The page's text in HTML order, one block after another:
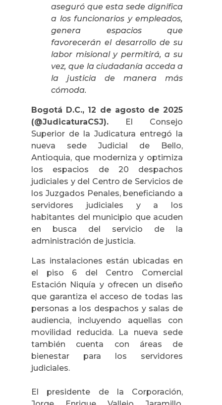
aseguró que esta sede dignifica
a los funcionarios y empleados,
genera espacios que
favorecerán el desarrollo de su
labor misional y permitirá, a su
vez, que la ciudadanía acceda a
la justicia de manera más
cómoda.
Bogotá D.C., 12 de agosto de 2025
(@JudicaturaCSJ). El Consejo
Superior de la Judicatura entregó la
nueva sede Judicial de Bello,
Antioquia, que moderniza y optimiza
los espacios de 20 despachos
judiciales y del Centro de Servicios de
los Juzgados Penales, beneficiando a
servidores judiciales y a los
habitantes del municipio que acuden
en busca del servicio de la
administración de justicia.
Las instalaciones están ubicadas en
el piso 6 del Centro Comercial
Estación Niquía y ofrecen un diseño
que garantiza el acceso de todas las
personas a los despachos y salas de
audiencia, incluyendo aquellas con
movilidad reducida. La nueva sede
también cuenta con áreas de
bienestar para los servidores
judiciales.
El presidente de la Corporación,